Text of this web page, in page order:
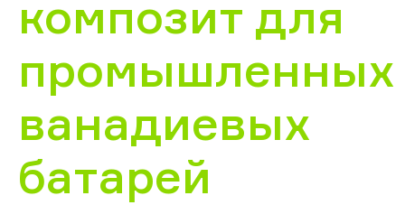
композит для
промышленных
ванадиевых
батарей